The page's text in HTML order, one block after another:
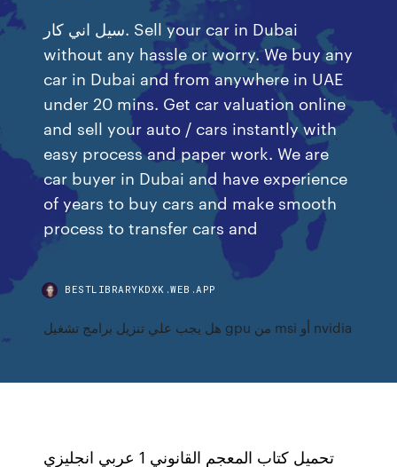
سيل اني كار. Sell your car in Dubai
without any hassle or worry. We buy any
car in Dubai and from anywhere in UAE
under 20 mins. Get car valuation online
and sell your auto / cars instantly with
easy process and paper work. We are
car buyer in Dubai and have experience
of years to buy cars and make smooth
process to transfer cars and
BESTLIBRARYKDXK.WEB.APP
هل يجب علي تنزيل برامج تشغيل gpu من msi أو nvidia
تحميل كتاب المعجم القانوني 1 عربي انجليزي